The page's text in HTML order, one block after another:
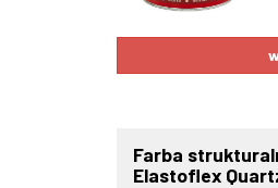
Farba
Elastoflex